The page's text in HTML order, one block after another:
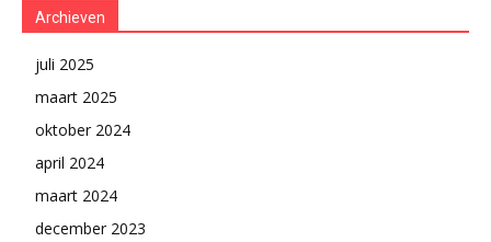
Archieven
juli 2025
maart 2025
oktober 2024
april 2024
maart 2024
december 2023